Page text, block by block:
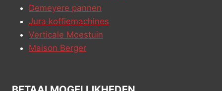
Demeyere pannen
Jura koffiemachines
Verticale Moestuin
Maison Berger